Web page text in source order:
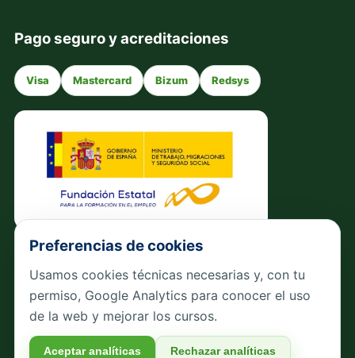
Pago seguro y acreditaciones
Visa Mastercard Bizum Redsys
Política de devoluciones y reembolsos
Preguntas frecuentes curso onlineFormulario Fundae
Quienes somosContacto Curso Excel
Preferencias de cookies
Usamos cookies técnicas necesarias y, con tu
permiso, Google Analytics para conocer el uso
de la web y mejorar los cursos.
Aceptar analíticas Rechazar analíticas